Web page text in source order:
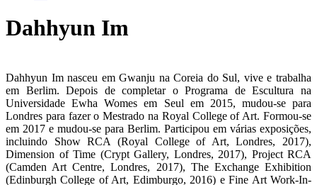
Dahhyun Im
Dahhyun Im nasceu em Gwanju na Coreia do Sul, vive e trabalha
em Berlim. Depois de completar o Programa de Escultura na
Universidade Ewha Womes em Seul em 2015, mudou-se para
Londres para fazer o Mestrado na Royal College of Art. Formou-se
em 2017 e mudou-se para Berlim. Participou em várias exposições,
incluindo Show RCA (Royal College of Art, Londres, 2017),
Dimension of Time (Crypt Gallery, Londres, 2017), Project RCA
(Camden Art Centre, Londres, 2017), The Exchange Exhibition
(Edinburgh College of Art, Edimburgo, 2016) e Fine Art Work-In-